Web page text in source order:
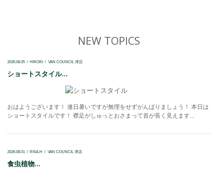
NEW TOPICS
2026.08.05 HIROKI VAN COUNCIL 津店
ショートスタイル...
おはようございます！ 連日暑いですが無理をせずがんばりましょう！ 本日は
ショートスタイルです！ 襟足がしゅっとおさまって首が長く見えます...
2026.08.01 RISA.H VAN COUNCIL 津店
食虫植物...